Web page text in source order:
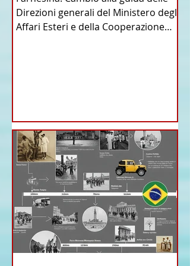
Direzioni generali del Ministero degli
Affari Esteri e della Cooperazione